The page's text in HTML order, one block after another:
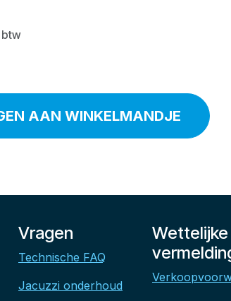
btw
AAN WINKELMANDJE
Vragen
Technische FAQ
Jacuzzi onderhoud
Wettelijke